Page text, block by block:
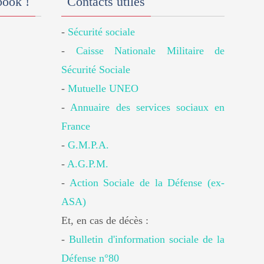
- Sécurité sociale
- Caisse Nationale Militaire de
Sécurité Sociale
-Mutuelle UNEO
-Annuaire des services sociaux en
France
-G.M.P.A.
-A.G.P.M.
- Action Sociale de la Défense (ex-
ASA)
Et, en cas de décès :
-Bulletin d'information sociale de la
Défense n°80